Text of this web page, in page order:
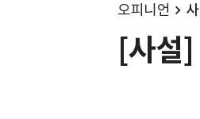
오피니언
[사설